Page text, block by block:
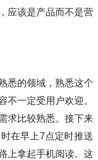
应该是产品而不是营
悉的领域，熟悉这个
不一定受用户欢迎。
求比较熟悉。接下来
在早上7点定时推送
上拿起手机阅读。这